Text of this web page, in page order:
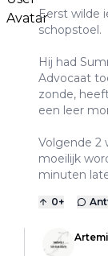
Eerst wilde
schopstoel.
Hij had
Advocaat
zonde,
een leer
Volgende 2
moeilijk
minuten
0+